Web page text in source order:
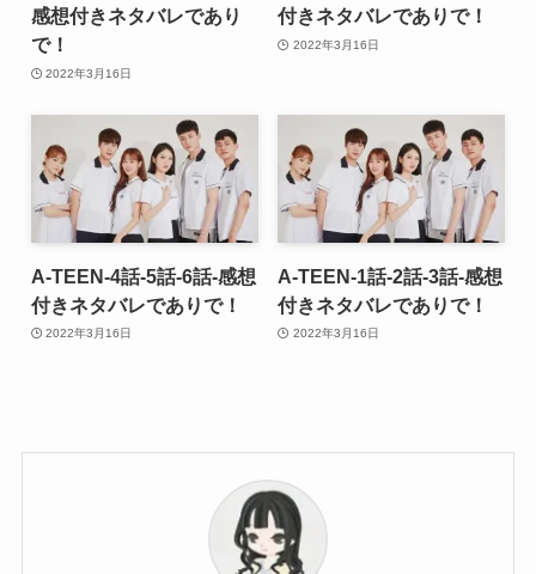
感想付きネタバレであり
で！
2022年3月16日
付きネタバレでありで！
2022年3月16日
A-TEEN-4話-5話-6話-感想
付きネタバレでありで！
2022年3月16日
A-TEEN-1話-2話-3話-感想
付きネタバレでありで！
2022年3月16日